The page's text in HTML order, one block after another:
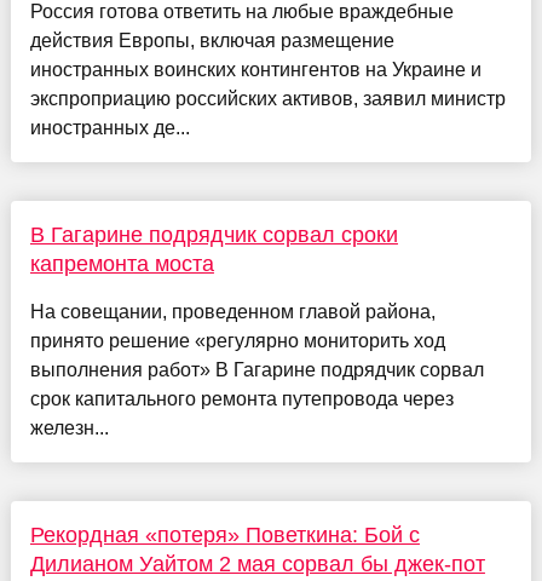
Россия готова ответить на любые враждебные
действия Европы, включая размещение
иностранных воинских контингентов на Украине и
экспроприацию российских активов, заявил министр
иностранных де...
В Гагарине подрядчик сорвал сроки
капремонта моста
На совещании, проведенном главой района,
принято решение «регулярно мониторить ход
выполнения работ» В Гагарине подрядчик сорвал
срок капитального ремонта путепровода через
железн...
Рекордная «потеря» Поветкина: Бой с
Дилианом Уайтом 2 мая сорвал бы джек-пот